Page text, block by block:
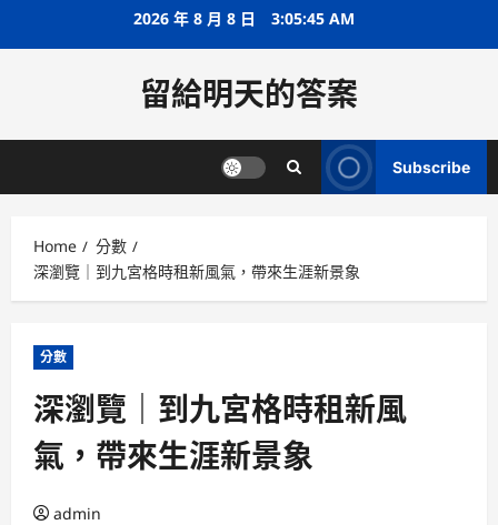
2026 年 8 月 8 日 3:05:45 AM
留給明天的答案
Subscribe
Home
分數
深瀏覽｜到九宮格時租新風氣，帶來生涯新景象
分數
深瀏覽｜到九宮格時租新風
氣，帶來生涯新景象
admin